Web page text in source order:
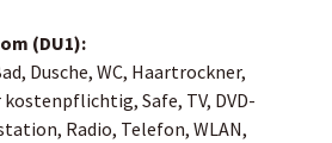
(DU1):
Dusche, WC, Haartrockner,
Safe, TV, DVD-
Radio, Telefon, WLAN,